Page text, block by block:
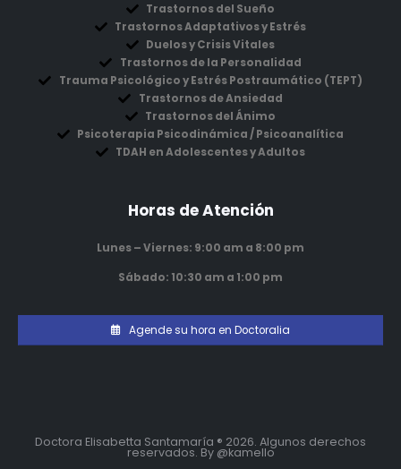
Trastornos del Sueño
Trastornos Adaptativos y Estrés
Duelos y Crisis Vitales
Trastornos de la Personalidad
Trauma Psicológico y Estrés Postraumático (TEPT)
Trastornos de Ansiedad
Trastornos del Ánimo
Psicoterapia Psicodinámica / Psicoanalítica
TDAH en Adolescentes y Adultos
Horas de Atención
Lunes – Viernes: 9:00 am a 8:00 pm
Sábado: 10:30 am a 1:00 pm
Agende su hora en Doctoralia
Doctora Elisabetta Santamaría ® 2026. Algunos derechos
reservados. By @kamello